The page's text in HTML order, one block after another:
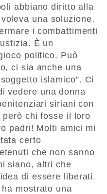
abbiano diritto alla
una soluzione,
i combattimenti
È un
politico. Può
ci sia anche una
islamico”. Ci
vedere una donna
siriani con
chi fosse il loro
padri! Molti amici mi
certo
che non sanno
siano, altri che
di essere liberati.
mostrato una